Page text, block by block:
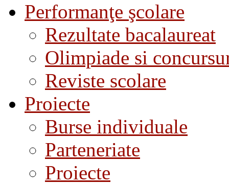
Performanţe şcolare
Rezultate bacalaureat
Olimpiade si
Reviste scolare
Proiecte
Burse individuale
Parteneriate
Proiecte